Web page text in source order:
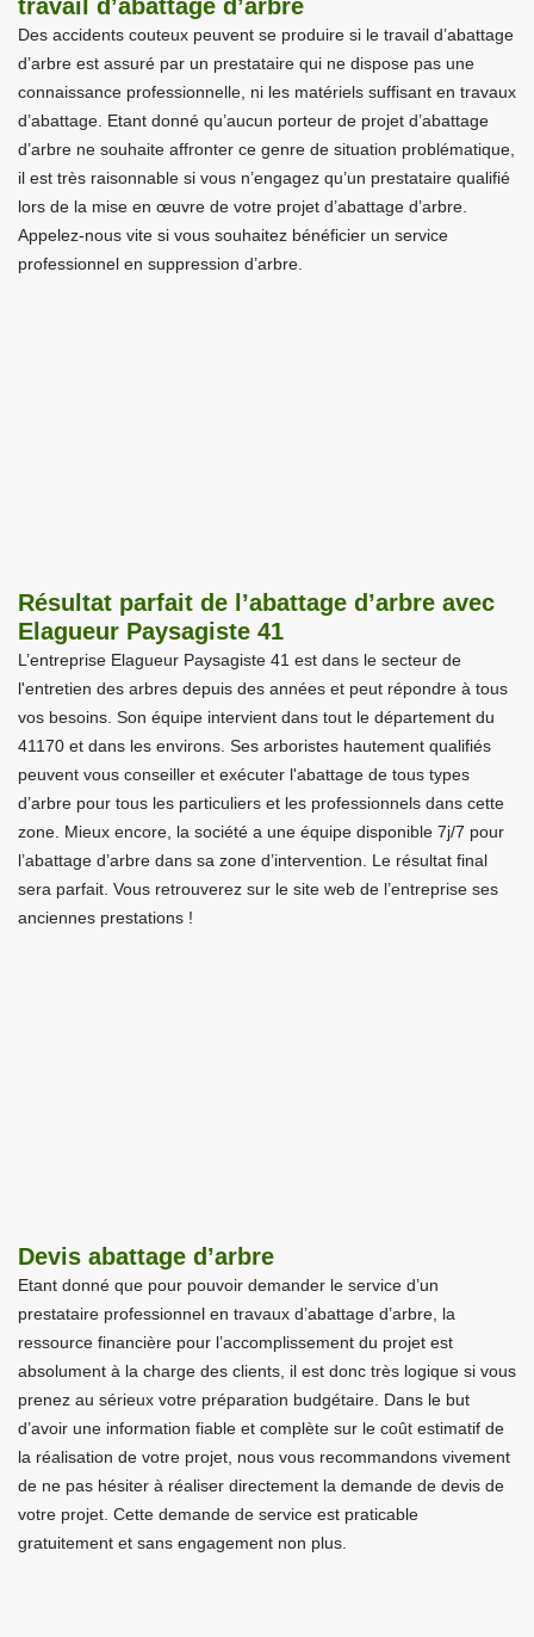
travail d’abattage d’arbre
Des accidents couteux peuvent se produire si le travail d’abattage
d’arbre est assuré par un prestataire qui ne dispose pas une
connaissance professionnelle, ni les matériels suffisant en travaux
d’abattage. Etant donné qu’aucun porteur de projet d’abattage
d’arbre ne souhaite affronter ce genre de situation problématique,
il est très raisonnable si vous n’engagez qu’un prestataire qualifié
lors de la mise en œuvre de votre projet d’abattage d’arbre.
Appelez-nous vite si vous souhaitez bénéficier un service
professionnel en suppression d’arbre.
Résultat parfait de l’abattage d’arbre avec
Elagueur Paysagiste 41
L’entreprise Elagueur Paysagiste 41 est dans le secteur de
l'entretien des arbres depuis des années et peut répondre à tous
vos besoins. Son équipe intervient dans tout le département du
41170 et dans les environs. Ses arboristes hautement qualifiés
peuvent vous conseiller et exécuter l'abattage de tous types
d’arbre pour tous les particuliers et les professionnels dans cette
zone. Mieux encore, la société a une équipe disponible 7j/7 pour
l’abattage d’arbre dans sa zone d’intervention. Le résultat final
sera parfait. Vous retrouverez sur le site web de l’entreprise ses
anciennes prestations !
Devis abattage d’arbre
Etant donné que pour pouvoir demander le service d’un
prestataire professionnel en travaux d’abattage d’arbre, la
ressource financière pour l’accomplissement du projet est
absolument à la charge des clients, il est donc très logique si vous
prenez au sérieux votre préparation budgétaire. Dans le but
d’avoir une information fiable et complète sur le coût estimatif de
la réalisation de votre projet, nous vous recommandons vivement
de ne pas hésiter à réaliser directement la demande de devis de
votre projet. Cette demande de service est praticable
gratuitement et sans engagement non plus.